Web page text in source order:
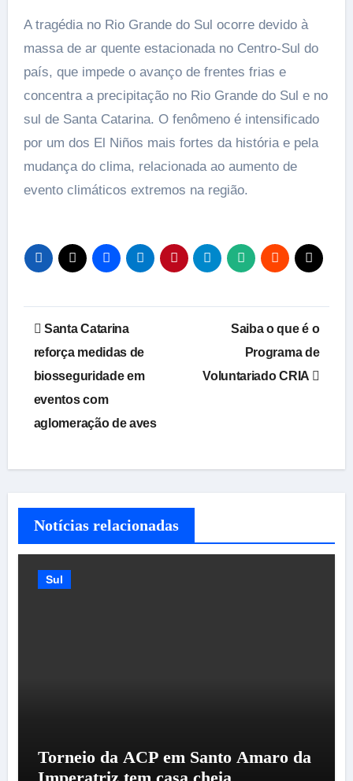
A tragédia no Rio Grande do Sul ocorre devido à
massa de ar quente estacionada no Centro-Sul do
país, que impede o avanço de frentes frias e
concentra a precipitação no Rio Grande do Sul e no
sul de Santa Catarina. O fenômeno é intensificado
por um dos El Niños mais fortes da história e pela
mudança do clima, relacionada ao aumento de
evento climáticos extremos na região.
Navegação
de
Post
Santa Catarina
reforça medidas de
biosseguridade em
eventos com
aglomeração de aves
Saiba o que é o
Programa de
Voluntariado CRIA
Notícias relacionadas
Sul
Torneio da ACP em Santo Amaro da